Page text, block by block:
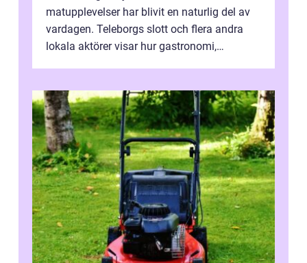
matupplevelser har blivit en naturlig del av
vardagen. Teleborgs slott och flera andra
lokala aktörer visar hur gastronomi,